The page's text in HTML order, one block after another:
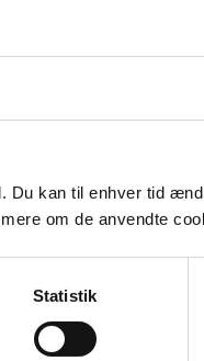
Du kan til enhver tid
om de anvendte
Statistik